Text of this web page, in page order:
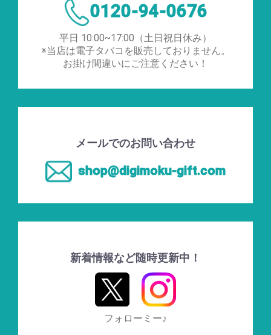
0120-94-0676
平日 10:00~17:00（土日祝日休み）
※当店は電子タバコを販売しておりません。
お掛け間違いにご注意ください！
メールでのお問い合わせ
shop@digimoku-gift.com
新着情報など随時更新中！
フォローミー♪